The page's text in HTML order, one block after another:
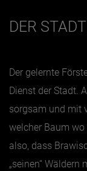
DER
Der gelernte
Dienst der Stadt.
sorgsam und mit
welcher Baum
also, dass
„seinen“